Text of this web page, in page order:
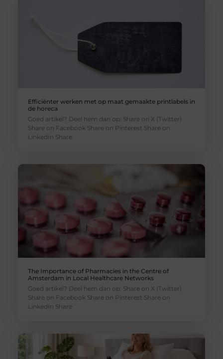
Efficiënter werken met op maat gemaakte printlabels in
de horeca
Goed artikel? Deel hem dan op: Share on X (Twitter)
Share on Facebook Share on Pinterest Share on
LinkedIn Share
The Importance of Pharmacies in the Centre of
Amsterdam in Local Healthcare Networks
Goed artikel? Deel hem dan op: Share on X (Twitter)
Share on Facebook Share on Pinterest Share on
LinkedIn Share